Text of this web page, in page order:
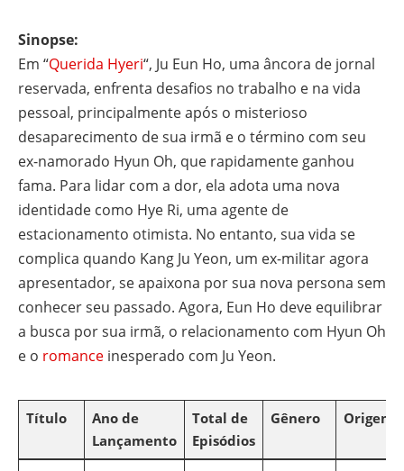
Sinopse:
Em “Querida Hyeri“, Ju Eun Ho, uma âncora de jornal
reservada, enfrenta desafios no trabalho e na vida
pessoal, principalmente após o misterioso
desaparecimento de sua irmã e o término com seu
ex-namorado Hyun Oh, que rapidamente ganhou
fama. Para lidar com a dor, ela adota uma nova
identidade como Hye Ri, uma agente de
estacionamento otimista. No entanto, sua vida se
complica quando Kang Ju Yeon, um ex-militar agora
apresentador, se apaixona por sua nova persona sem
conhecer seu passado. Agora, Eun Ho deve equilibrar
a busca por sua irmã, o relacionamento com Hyun Oh
e o romance inesperado com Ju Yeon.
Título
Ano de
Lançamento
Total de
Episódios
Gênero Origem